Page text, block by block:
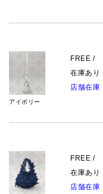
アイボリー
FREE /
在庫あり
店舗在庫
FREE /
在庫あり
店舗在庫